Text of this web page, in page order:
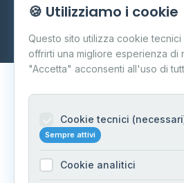
Carpi P.IVA
Aggiornamento
🍪 Utilizziamo i cookie
Questo sito utilizza cookie
offrirti una migliore esperienza di
"Accetta" acconsenti all'uso di
Cookie tecnici
Sempre attivi
Cookie analitici